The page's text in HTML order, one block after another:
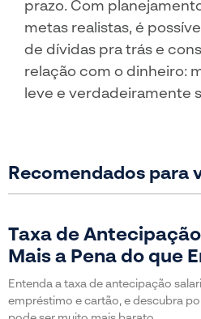
prazo. Com
metas realistas, é
de dívidas pra trás e
relação com o dinheiro:
leve e verdadeiramente
Recomendados para
Taxa de
Mais a Pena do que
Entenda a taxa de antecipação
empréstimo e cartão, e descubra